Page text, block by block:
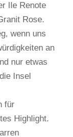
Ile Renote
Rose.
wenn uns
an
nur etwas
Insel
für
Highlight.